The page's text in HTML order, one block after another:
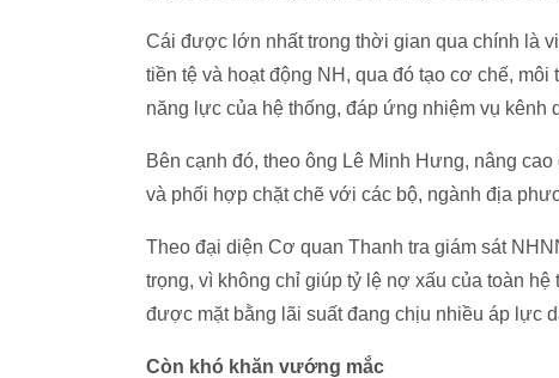
Cái được lớn nhất trong thời gian qua chính là
tiền tệ và hoạt động NH, qua đó tạo cơ chế,
năng lực của hệ thống, đáp ứng nhiệm vụ kênh
Bên cạnh đó, theo ông Lê Minh Hưng, nâng
và phối hợp chặt chẽ với các bộ, ngành địa
Theo đại diện Cơ quan Thanh tra giám sát
trọng, vì không chỉ giúp tỷ lệ nợ xấu của toàn
được mặt bằng lãi suất đang chịu nhiều áp lực
Còn khó khăn vướng mắc